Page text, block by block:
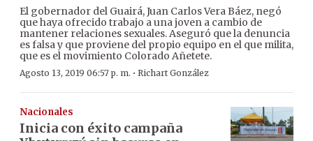
El gobernador del Guairá, Juan Carlos Vera Báez, negó
que haya ofrecido trabajo a una joven a cambio de
mantener relaciones sexuales. Aseguró que la denuncia
es falsa y que proviene del propio equipo en el que milita,
que es el movimiento Colorado Añetete.
Agosto 13, 2019 06:57 p. m. · Richart González
Nacionales
Inicia con éxito campaña